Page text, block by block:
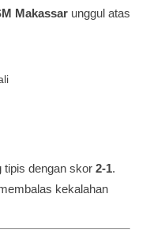
Makassar unggul atas
tipis dengan skor 2-1.
kekalahan